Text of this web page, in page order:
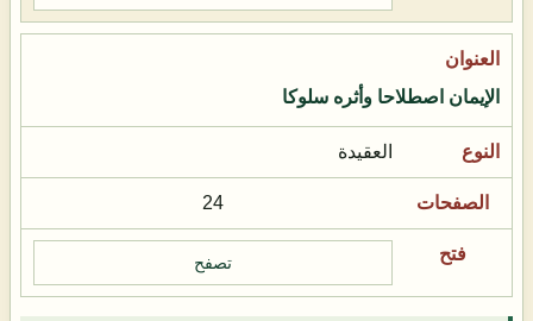
الإيمان اصطلاحا وأثره سلوكا
العقيدة
24
تصفح